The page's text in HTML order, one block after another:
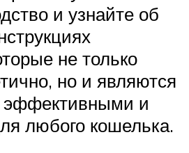
и узнайте об
не только
но и являются
эффективными и
любого кошелька.